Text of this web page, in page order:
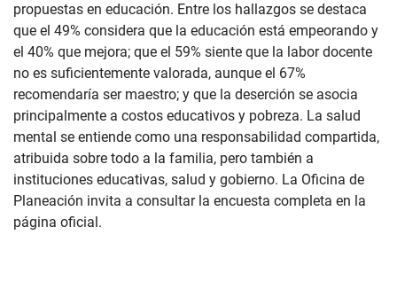
propuestas en educación. Entre los hallazgos se destaca
que el 49% considera que la educación está empeorando y
el 40% que mejora; que el 59% siente que la labor docente
no es suficientemente valorada, aunque el 67%
recomendaría ser maestro; y que la deserción se asocia
principalmente a costos educativos y pobreza. La salud
mental se entiende como una responsabilidad compartida,
atribuida sobre todo a la familia, pero también a
instituciones educativas, salud y gobierno. La Oficina de
Planeación invita a consultar la encuesta completa en la
página oficial.